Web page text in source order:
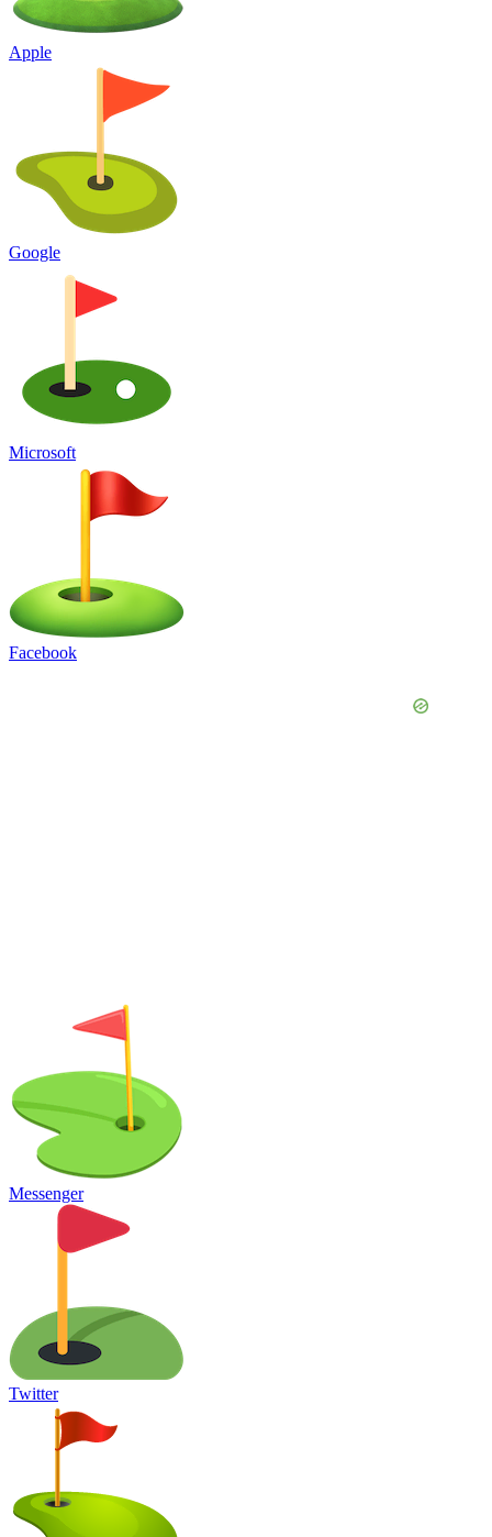
Apple
Google
Microsoft
Facebook
Messenger
Twitter